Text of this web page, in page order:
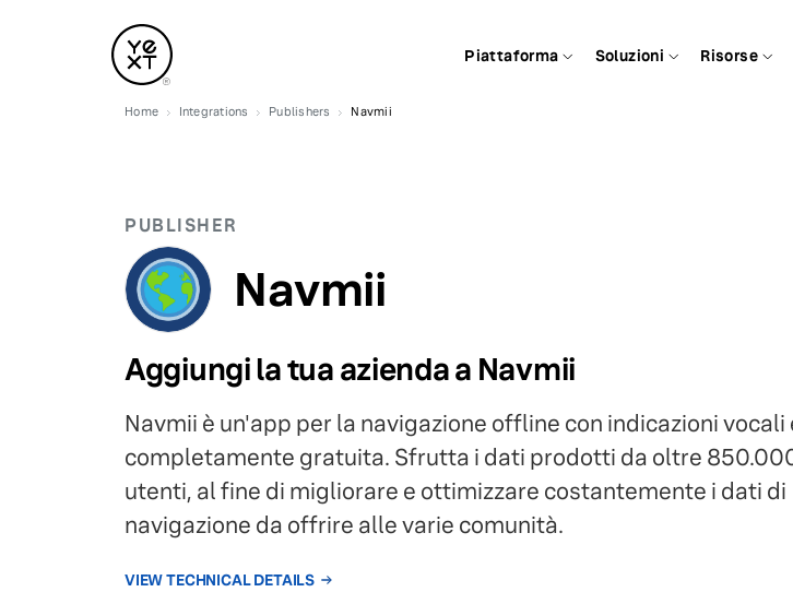
Piattaforma Soluzioni Risorse
Home Integrations Publishers Navmii
PUBLISHER
Navmii
Aggiungi la tua azienda a Navmii
Navmii è un'app per la navigazione offline con indicazioni vocali
completamente gratuita. Sfrutta i dati prodotti da oltre
utenti, al fine di migliorare e ottimizzare costantemente i dati di
navigazione da offrire alle varie comunità.
VIEW TECHNICAL DETAILS